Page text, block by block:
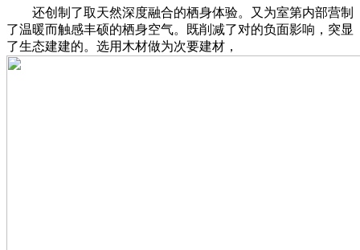
还创制了取天然深度融合的栖身体验。又为室第内部营制
了温暖而触感丰硕的栖身空气。既削减了对的负面影响，突显
了生态建建的。选用木材做为次要建材，